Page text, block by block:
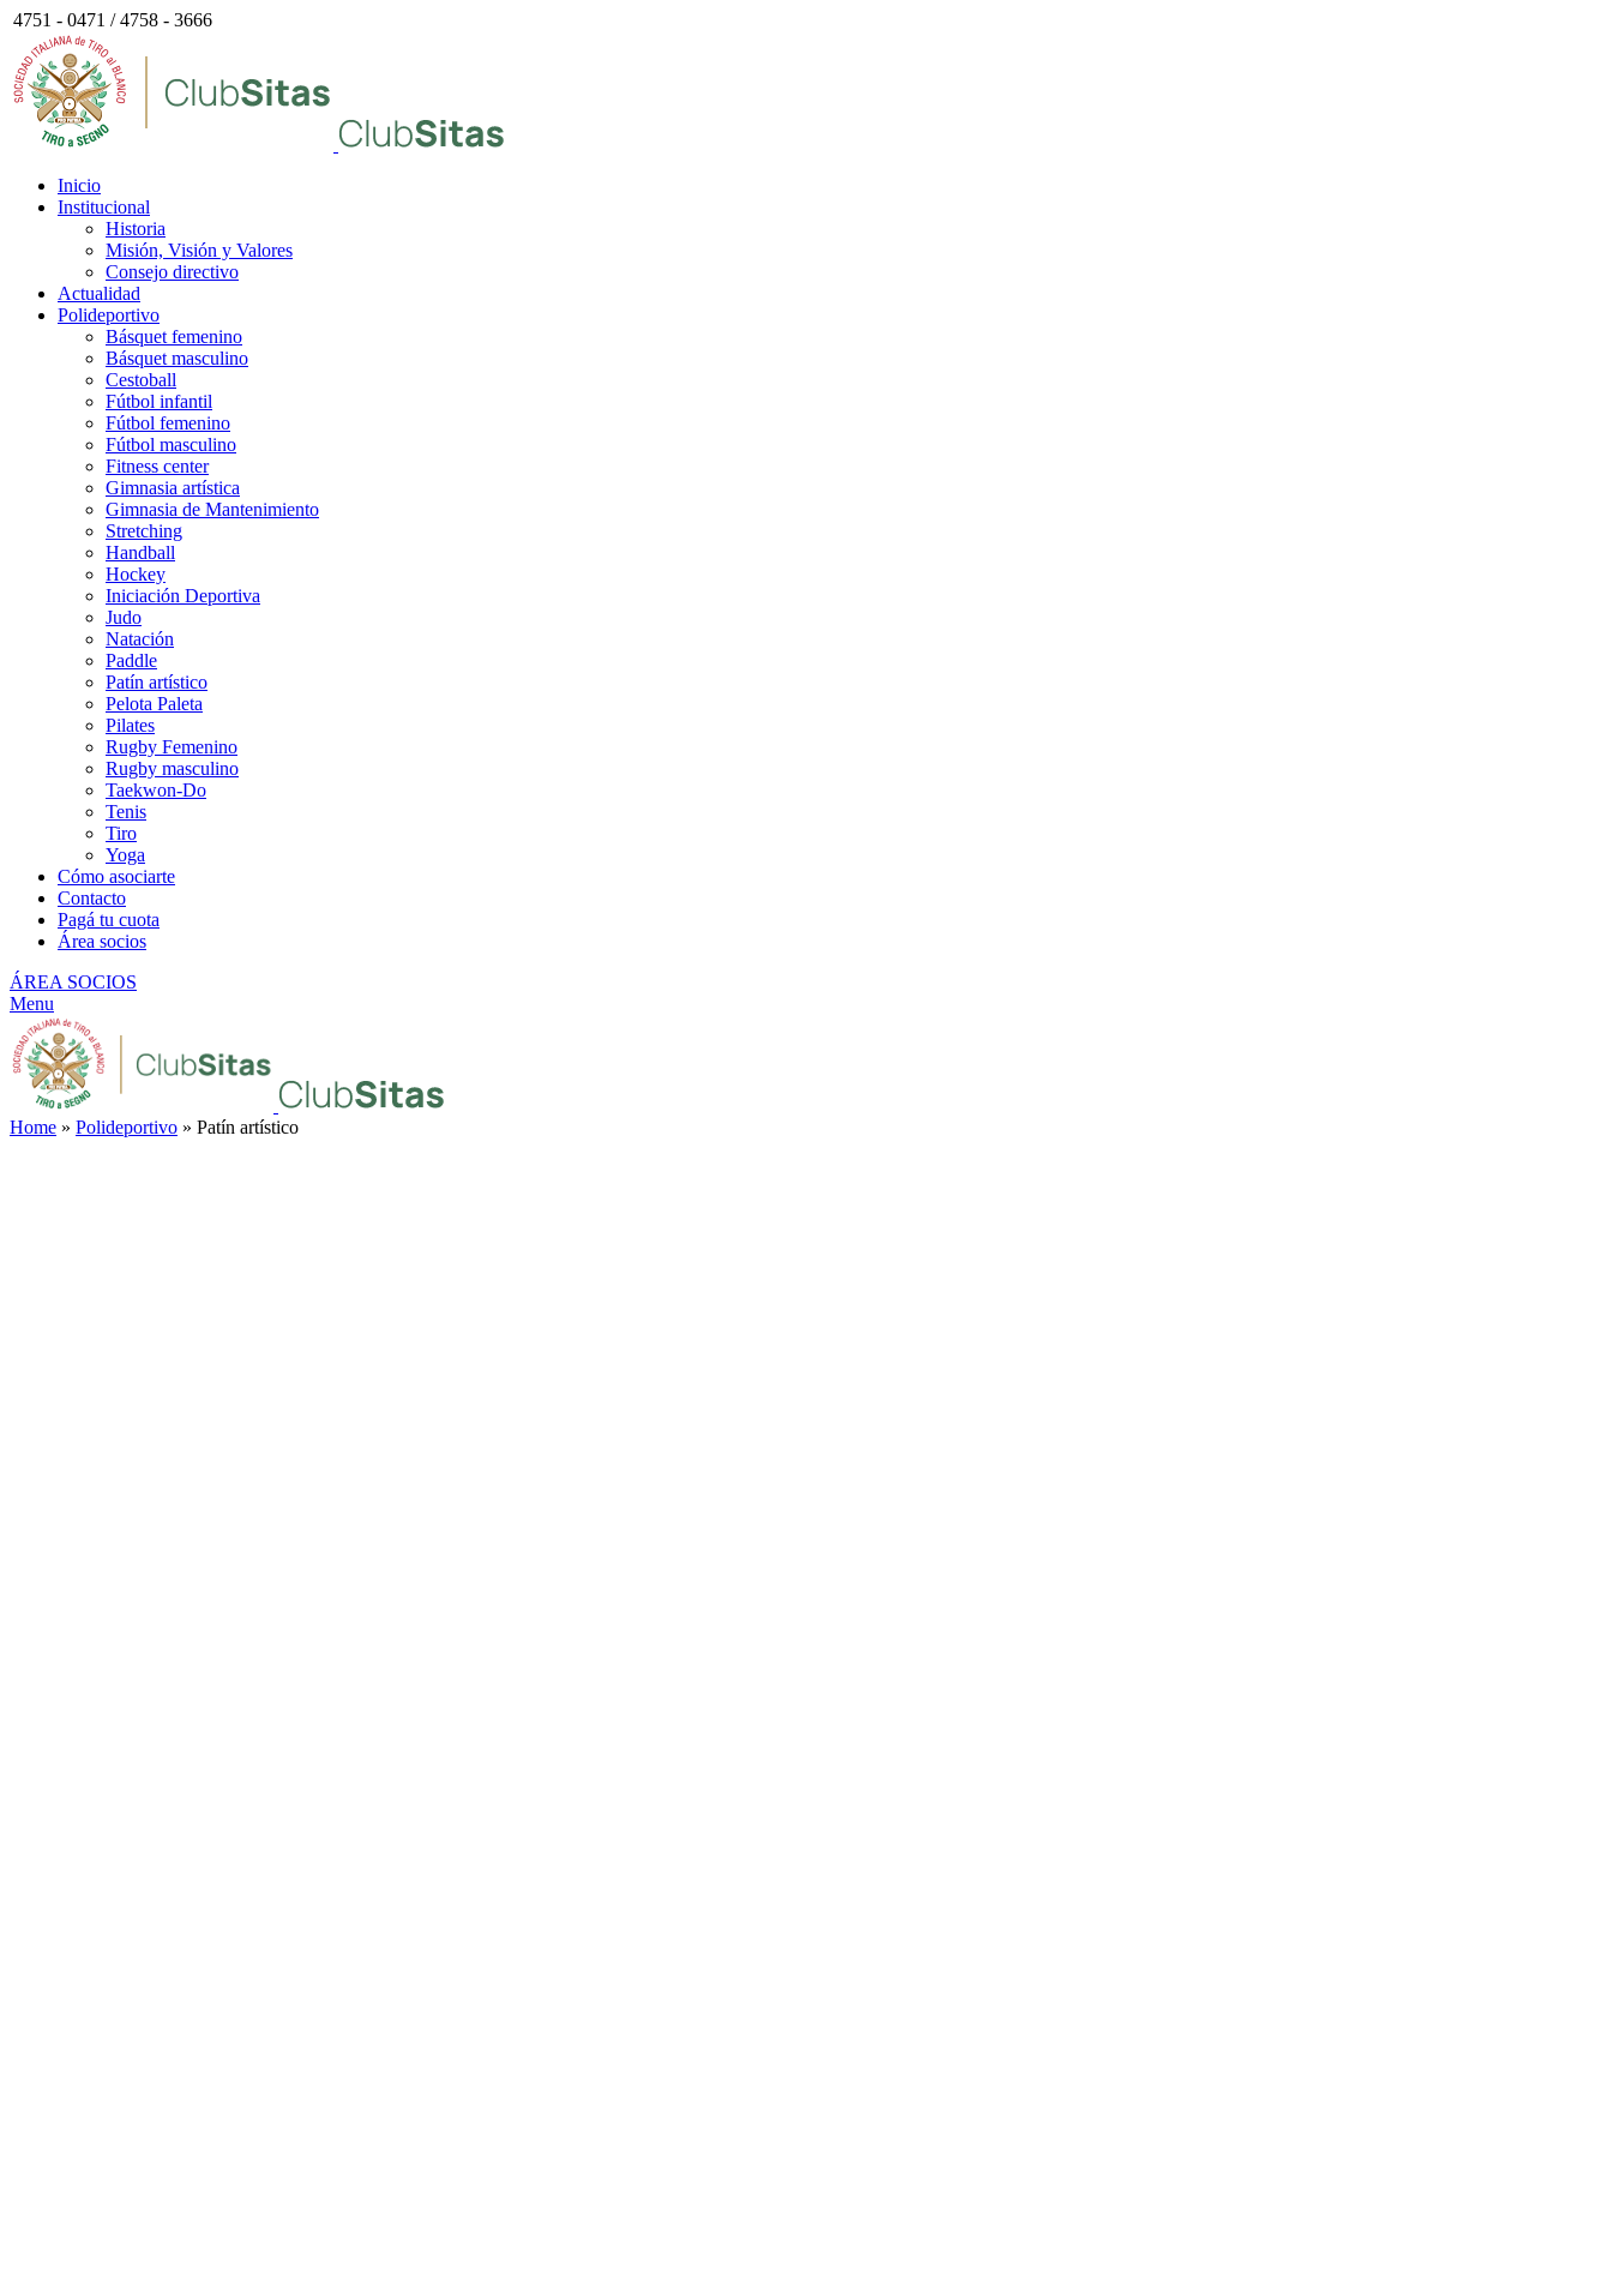
4751 - 0471 / 4758 - 3666
Inicio
Institucional
Historia
Misión, Visión y Valores
Consejo directivo
Actualidad
Polideportivo
Básquet femenino
Básquet masculino
Cestoball
Fútbol infantil
Fútbol femenino
Fútbol masculino
Fitness center
Gimnasia artística
Gimnasia de Mantenimiento
Stretching
Handball
Hockey
Iniciación Deportiva
Judo
Natación
Paddle
Patín artístico
Pelota Paleta
Pilates
Rugby Femenino
Rugby masculino
Taekwon-Do
Tenis
Tiro
Yoga
Cómo asociarte
Contacto
Pagá tu cuota
Área socios
ÁREA SOCIOS
Menu
Home » Polideportivo » Patín artístico